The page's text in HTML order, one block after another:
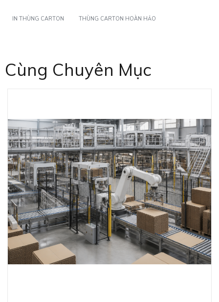
IN THÙNG CARTON THÙNG CARTON HOÀN HẢO
Cùng Chuyên Mục